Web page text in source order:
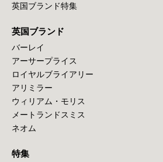
英国ブランド特集
英国ブランド
バーレイ
アーサープライス
ロイヤルブライアリー
アリミラー
ウィリアム・モリス
メートランドスミス
ネオム
特集